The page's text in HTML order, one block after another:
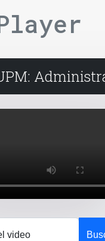
video